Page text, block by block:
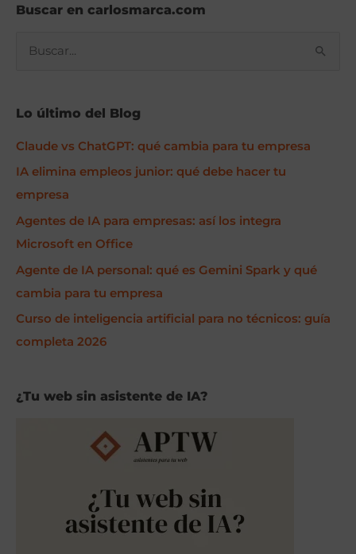
Buscar en carlosmarca.com
a
r
p
o
r
Lo último del Blog
Claude vs ChatGPT: qué cambia para tu empresa
IA elimina empleos junior: qué debe hacer tu
empresa
Agentes de IA para empresas: así los integra
Microsoft en Office
Agente de IA personal: qué es Gemini Spark y qué
cambia para tu empresa
Curso de inteligencia artificial para no técnicos: guía
completa 2026
¿Tu web sin asistente de IA?